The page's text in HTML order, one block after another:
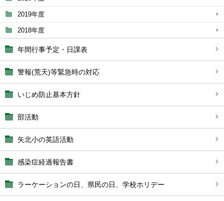
2019年度
2018年度
年間行事予定・日課表
警報(荒天)等緊急時の対応
いじめ防止基本方針
部活動
矢北小の英語活動
感染症経過報告書
ラーケーションの日、県民の日、学校ホリデー